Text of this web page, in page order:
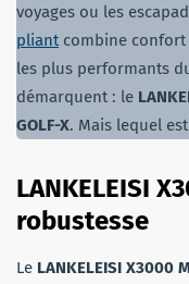
voyages ou les
pliantcombine confort
les plus performants
démarquent : le
GOLF-X. Mais lequel
LANKELEISI
robustesse
Le LANKELEISI X3000